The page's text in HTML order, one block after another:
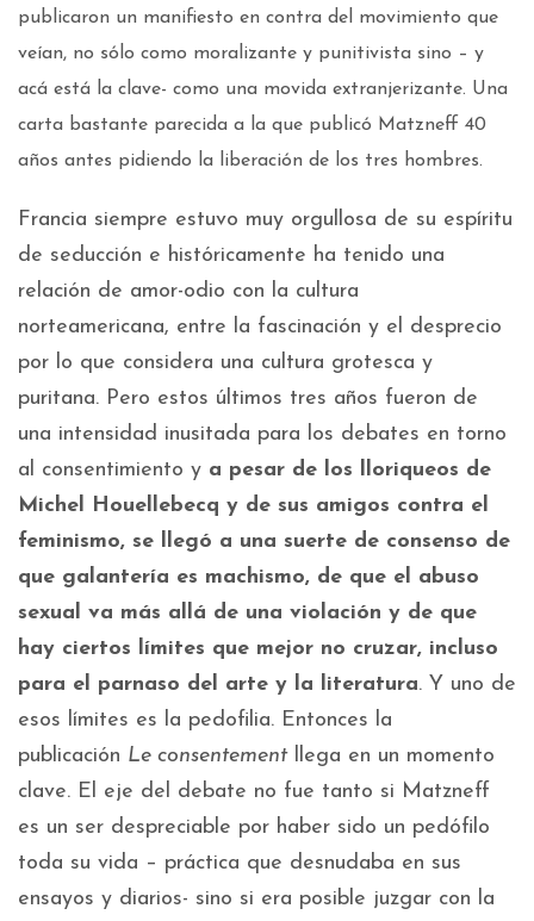
publicaron un manifiesto en contra del movimiento que
veían, no sólo como moralizante y punitivista sino – y
acá está la clave- como una movida extranjerizante. Una
carta bastante parecida a la que publicó Matzneff 40
años antes pidiendo la liberación de los tres hombres.
Francia siempre estuvo muy orgullosa de su espíritu
de seducción e históricamente ha tenido una
relación de amor-odio con la cultura
norteamericana, entre la fascinación y el desprecio
por lo que considera una cultura grotesca y
puritana. Pero estos últimos tres años fueron de
una intensidad inusitada para los debates en torno
al consentimiento y a pesar de los lloriqueos de
Michel Houellebecq y de sus amigos contra el
feminismo, se llegó a una suerte de consenso de
que galantería es machismo, de que el abuso
sexual va más allá de una violación y de que
hay ciertos límites que mejor no cruzar, incluso
para el parnaso del arte y la literatura. Y uno de
esos límites es la pedofilia. Entonces la
publicación Le consentementllega en un momento
clave. El eje del debate no fue tanto si Matzneff
es un ser despreciable por haber sido un pedófilo
toda su vida – práctica que desnudaba en sus
ensayos y diarios- sino si era posible juzgar con la